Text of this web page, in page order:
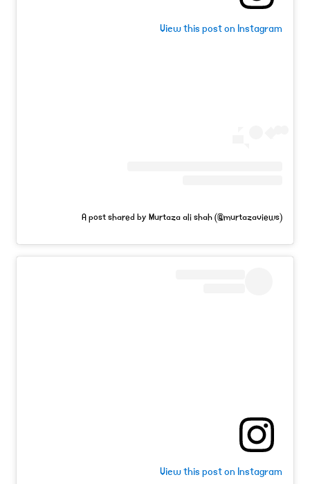
View this post on Instagram
A post shared by Murtaza ali shah (@murtazaviews)
View this post on Instagram